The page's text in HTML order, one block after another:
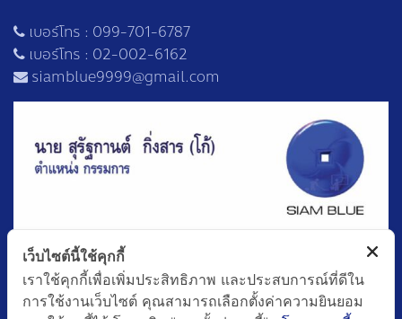
เบอร์โทร : 099-701-6787
เบอร์โทร : 02-002-6162
siamblue9999@gmail.com
เว็บไซต์นี้ใช้คุกกี้
เราใช้คุกกี้เพื่อเพิ่มประสิทธิภาพ และประสบการณ์ที่ดีใน
การใช้งานเว็บไซต์ คุณสามารถเลือกตั้งค่าความยินยอม